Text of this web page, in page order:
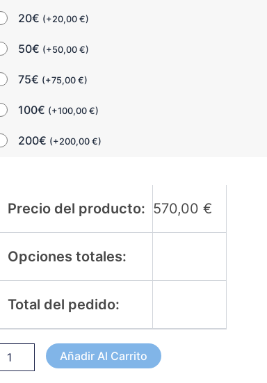
20€ (+20,00€)
50€ (+50,00€)
75€ (+75,00€)
100€ (+100,00€)
200€ (+200,00€)
Precio del producto: 570,00€
Opciones totales:
Total del pedido:
Añadir Al Carrito